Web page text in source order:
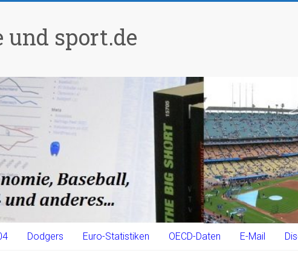
sport.de
Dodgers Euro-Statistiken OECD-Daten E-Mail